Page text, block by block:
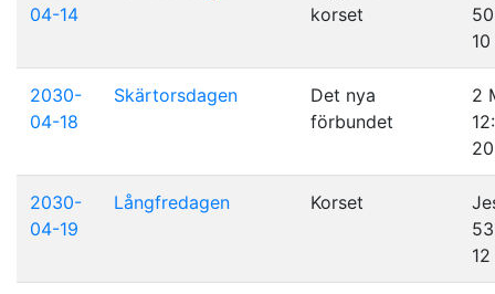
04-14
korset
10
2030-
04-18
Skärtorsdagen
Det nya
förbundet
2
20
2030-
04-19
Långfredagen Korset
12